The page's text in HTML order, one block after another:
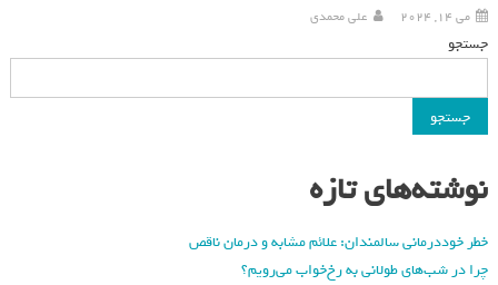
می 14, 2024 علی محمدی
جستجو
جستجو
نوشته‌های تازه
خطر خوددرمانی سالمندان: علائم مشابه و درمان ناقص
چرا در شب‌های طولانی به رخ‌خواب می‌رویم؟